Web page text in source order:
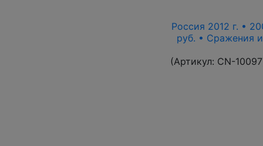
Россия 2012 г. •
руб. • Сражения
(Артикул: CN-10097